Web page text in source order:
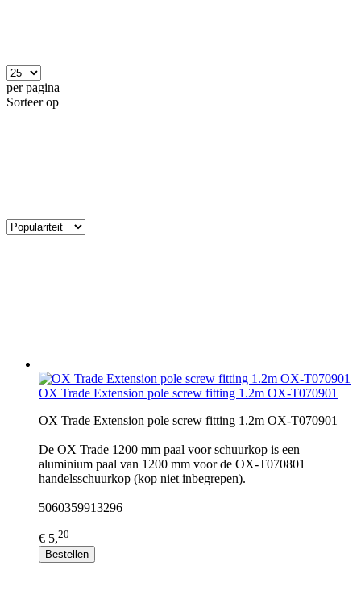
per pagina
Sorteer op
OX Trade Extension pole screw fitting 1.2m OX-T070901
OX Trade Extension pole screw fitting 1.2m OX-T070901
De OX Trade 1200 mm paal voor schuurkop is een
aluminium paal van 1200 mm voor de OX-T070801
handelsschuurkop (kop niet inbegrepen).
5060359913296
€ 5,20
Bestellen